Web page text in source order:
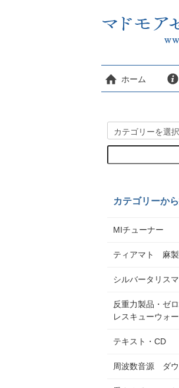
ホーム
カテゴリーか
MIチューナー
ティアマト 麻
シルバータリス
反重力製品・ゼ
レスキューウォ
テキスト・CD
周波数音源 ダウ